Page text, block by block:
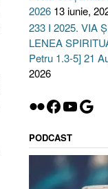
2026 13 iunie,
233 I 2025. VIA
LENEA
Petru 1.3-5] 21
2026
Flickr
Facebook
PODCAST